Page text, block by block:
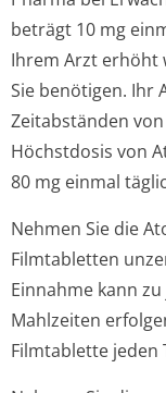
beträgt 10 mg
Ihrem Arzt erhöht
Sie benötigen. Ihr
Zeitabständen
Höchstdosis von
80 mg einmal
Nehmen Sie die
Filmtabletten
Einnahme kann
Mahlzeiten
Filmtablette jeden